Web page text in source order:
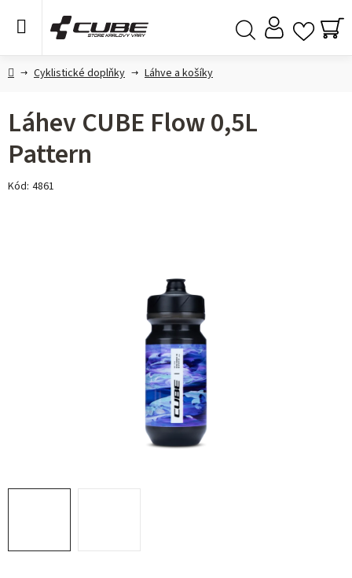
DomůCyklistické doplňky Láhve a košíky
Láhev CUBE Flow 0,5L
Pattern
Kód: 4861